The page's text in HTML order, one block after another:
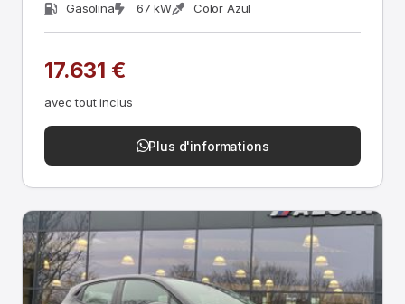
Gasolina
67 kW Color Azul
17.631 €
avec tout inclus
Plus d'informations